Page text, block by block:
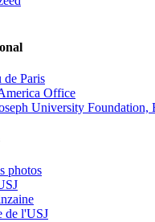
de Paris
Office
University
photos
de l'USJ